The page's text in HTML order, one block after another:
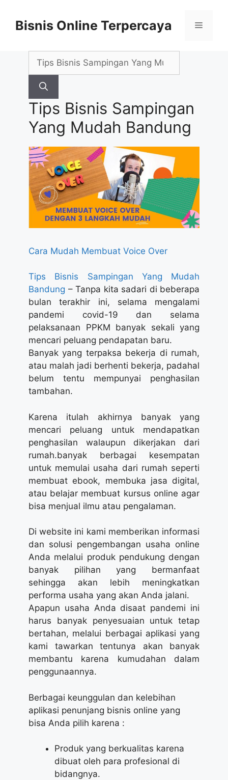
contentBisnis Online Terpercaya Menu
Search
Tips Bisnis Sampingan
Yang Mudah Bandung
Cara Mudah Membuat Voice Over
Tips Bisnis Sampingan Yang Mudah
Bandung – Tanpa kita sadari di beberapa
bulan terakhir ini, selama mengalami
pandemi covid-19 dan selama
pelaksanaan PPKM banyak sekali yang
mencari peluang pendapatan baru.
Banyak yang terpaksa bekerja di rumah,
atau malah jadi berhenti bekerja, padahal
belum tentu mempunyai penghasilan
tambahan.
Karena itulah akhirnya banyak yang
mencari peluang untuk mendapatkan
penghasilan walaupun dikerjakan dari
rumah.banyak berbagai kesempatan
untuk memulai usaha dari rumah seperti
membuat ebook, membuka jasa digital,
atau belajar membuat kursus online agar
bisa menjual ilmu atau pengalaman.
Di website ini kami memberikan informasi
dan solusi pengembangan usaha online
Anda melalui produk pendukung dengan
banyak pilihan yang bermanfaat
sehingga akan lebih meningkatkan
performa usaha yang akan Anda jalani.
Apapun usaha Anda disaat pandemi ini
harus banyak penyesuaian untuk tetap
bertahan, melalui berbagai aplikasi yang
kami tawarkan tentunya akan banyak
membantu karena kumudahan dalam
penggunaannya.
Berbagai keunggulan dan kelebihan
aplikasi penunjang bisnis online yang
bisa Anda pilih karena :
Produk yang berkualitas karena
dibuat oleh para profesional di
bidangnya.